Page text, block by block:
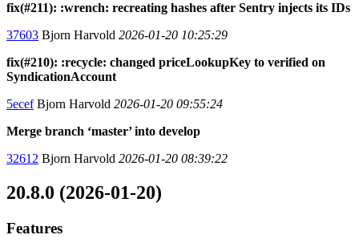
fix(#211): :wrench: recreating hashes after Sentry injects its IDs
37603 Bjorn Harvold 2026-01-20 10:25:29
fix(#210): :recycle: changed priceLookupKey to verified on
SyndicationAccount
5ecefBjorn Harvold 2026-01-20 09:55:24
Merge branch ‘master’ into develop
32612 Bjorn Harvold 2026-01-20 08:39:22
20.8.0 (2026-01-20)
Features